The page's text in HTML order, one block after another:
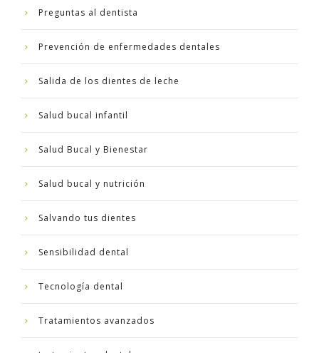
Preguntas al dentista
Prevención de enfermedades dentales
Salida de los dientes de leche
Salud bucal infantil
Salud Bucal y Bienestar
Salud bucal y nutrición
Salvando tus dientes
Sensibilidad dental
Tecnología dental
Tratamientos avanzados